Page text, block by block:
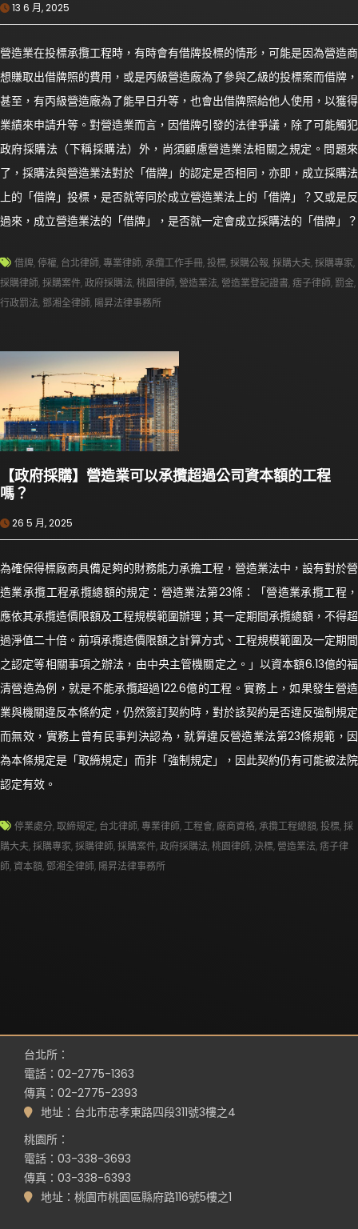
13 6 月, 2025
營造業在投標承攬工程時，有時會有借牌投標的情形，可能是因為營造商
想賺取出借牌照的費用，或是丙級營造廠為了參與乙級的投標案而借牌，
甚至，有丙級營造廠為了能早日升等，也會出借牌照給他人使用，以獲得
業績來申請升等。對營造業而言，因借牌引發的法律爭議，除了可能觸犯
政府採購法（下稱採購法）外，尚須顧慮營造業法相關之規定。問題來
了，採購法與營造業法對於「借牌」的認定是否相同，亦即，成立採購法
上的「借牌」投標，是否就等同於成立營造業法上的「借牌」？又或是反
過來，成立營造業法的「借牌」，是否就一定會成立採購法的「借牌」？
借牌,停權, 台北律師,專業律師, 承攬工作手冊,投標,採購公報,採購大夫,採購專家,
採購律師,採購案件,政府採購法,桃園律師, 營造業法, 營造業登記證書,痞子律師, 罰金,
行政罰法, 鄧湘全律師, 陽昇法律事務所
【政府採購】營造業可以承攬超過公司資本額的工程
嗎？
26 5 月, 2025
為確保得標廠商具備足夠的財務能力承擔工程，營造業法中，設有對於營
造業承攬工程承攬總額的規定：營造業法第23條：「營造業承攬工程，
應依其承攬造價限額及工程規模範圍辦理；其一定期間承攬總額，不得超
過淨值二十倍。前項承攬造價限額之計算方式、工程規模範圍及一定期間
之認定等相關事項之辦法，由中央主管機關定之。」以資本額6.13億的福
清營造為例，就是不能承攬超過122.6億的工程。實務上，如果發生營造
業與機關違反本條約定，仍然簽訂契約時，對於該契約是否違反強制規定
而無效，實務上曾有民事判決認為，就算違反營造業法第23條規範，因
為本條規定是「取締規定」而非「強制規定」，因此契約仍有可能被法院
認定有效。
停業處分,取締規定, 台北律師,專業律師,工程會,廠商資格, 承攬工程總額,投標,採
購大夫,採購專家,採購律師,採購案件,政府採購法,桃園律師, 決標, 營造業法,痞子律
師,資本額, 鄧湘全律師, 陽昇法律事務所
台北所：
電話：02-2775-1363
傳真：02-2775-2393
地址：台北市忠孝東路四段311號3樓之4
桃園所：
電話：03-338-3693
傳真：03-338-6393
地址：桃園市桃園區縣府路116號5樓之1